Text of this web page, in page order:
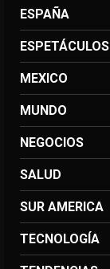
ESPAÑA
ESPETÁCULOS
MEXICO
MUNDO
NEGOCIOS
SALUD
SUR AMERICA
TECNOLOGÍA